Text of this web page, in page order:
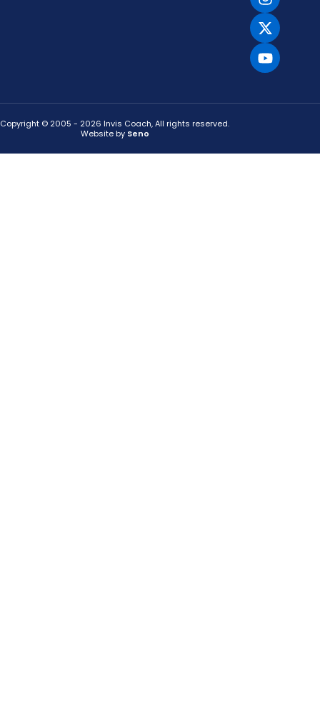
Copyright © 2005 - 2026 Invis Coach, All rights reserved.
Website by Seno